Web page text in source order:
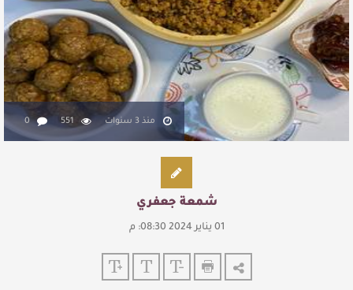
منذ 3 سنوات 551
0
شمعة جعفري
01 يناير 2024 08:30: م